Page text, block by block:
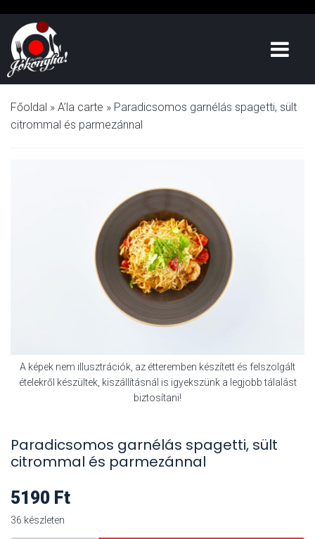
Főoldal » A’la carte » Paradicsomos garnélás spagetti, sült
citrommal és parmezánnal
A képek nem illusztrációk, az étteremben készített és felszolgált
ételekről készültek, kiszállításnál is igyekszünk a legjobb tálalást
biztosítani!
Paradicsomos garnélás spagetti, sült
citrommal és parmezánnal
5190 Ft
36 készleten